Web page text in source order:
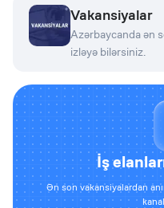
Vakansiyalar
Azərbaycanda ən
izləyə bilərsiniz.
İş
Ən son vakansiyalardan